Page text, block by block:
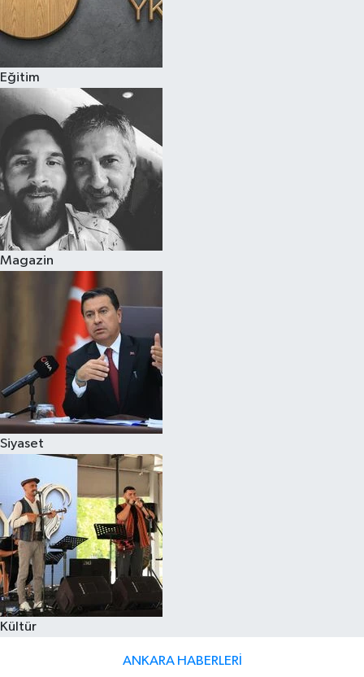
Eğitim
Magazin
Siyaset
Kültür
ANKARA HABERLERI